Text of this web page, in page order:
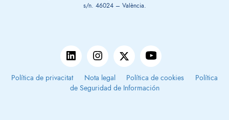
s/n. 46024 – València.
Política de privacitat Nota legal Política de cookies
Política
de Seguridad de Información